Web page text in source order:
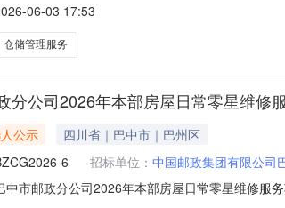
件并参与询比。一、项目概况（一）项目名称：
限于运输
06-03 17:53
仓储管理服务
分公司2026年本部房屋日常零星维修
公示
四川省｜巴中市｜巴州区
6 招标单位： 中国邮政集团有限公司
中市邮政分公司2026年本部房屋日常零星维修服